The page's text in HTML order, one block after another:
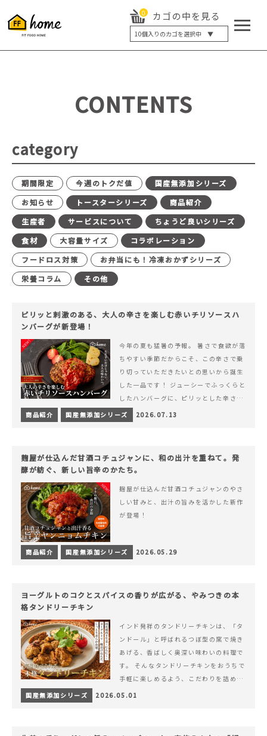
0 カゴの中を見る
10個入りのカゴを選択中 ▼
5個入り
20個入り
最大12%OFF
CONTENTS
category
期間限定 今週のトクだ値
国産無添加シリーズ
お知らせ
トースターシリーズ
商品紹介
生産者
サービスについて
ちょうど良いシリーズ
食材
大容量サイズ
コラボレーション
フードロス対策
お弁当にも！冷凍おかずシリーズ
栄養コラム
その他
ピリッと刺激のある、大人の辛さを楽しむ赤いチリソースハ
ンバーグが新登場！
今年の夏も猛暑の予報。 暑さで食欲が落
ちやすい季節だからこそ、この辛さで乗
り切っていただきたいとの思いから誕生
した一品です！ ジューシーでふっくらと
したハンバーグに、ピリッとした辛さと
コク深い旨みが楽しめる特製チリソース
&hellip; 続きを読む ピリッと刺激のあ
商品紹介 国産無添加シリーズ 2026.07.13
麹屋が仕込んだ甘酒コチュジャンに、和の出汁を重ねて。発
酵が紡ぐ、新しい旨辛のかたち。
麹屋が仕込んだ甘酒コチュジャンのやさ
しい甘みと、出汁の旨みを活かした新作
が登場！
商品紹介 国産無添加シリーズ 2026.05.29
ヨーグルトのコクとスパイスの香りが広がる、やみつきの本
格タンドリーチキン
インド発祥のタンドリーチキンは、「タ
ンドール」と呼ばれるつぼ型の窯で焼き
あげる、香ばしく奥深い味わいの料理で
す。 そんなタンドリーチキンをおうちで
手軽に楽しめるよう、こだわりを詰め込
んで仕上げました。 様々なシーンでお召
国産無添加シリーズ 2026.05.01